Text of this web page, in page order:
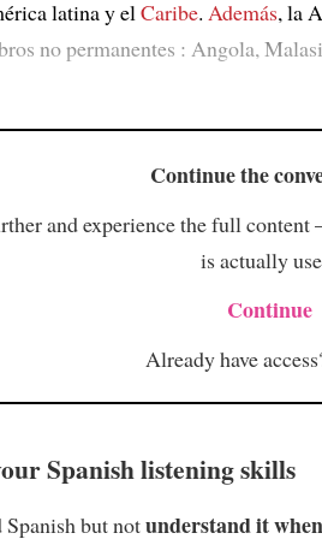
latina y elCaribe. Además, la
no permanentes : Angola,
Continue the
and experience the full
is actually
Continue
Already have
Spanish listening skills
Spanish but notunderstand it